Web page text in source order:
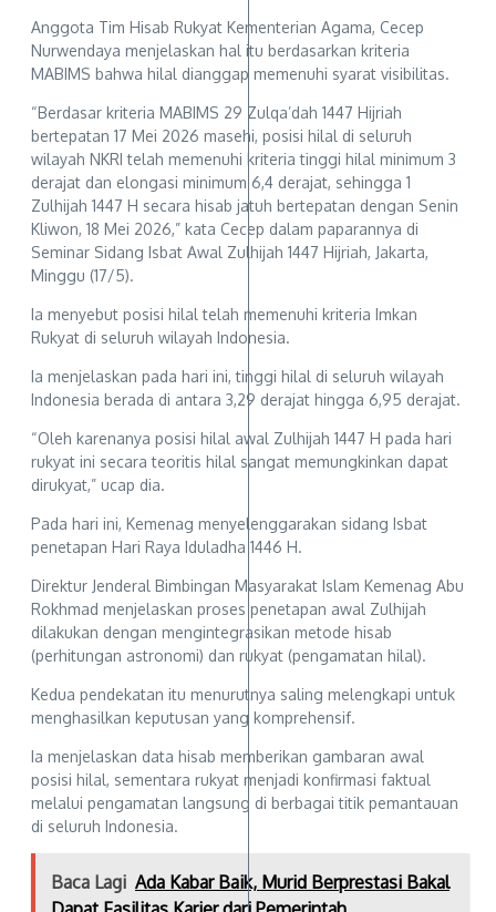
Anggota Tim Hisab Rukyat Kementerian Agama, Cecep
Nurwendaya menjelaskan hal itu berdasarkan kriteria
MABIMS bahwa hilal dianggap memenuhi syarat visibilitas.
“Berdasar kriteria MABIMS 29 Zulqa’dah 1447 Hijriah
bertepatan 17 Mei 2026 masehi, posisi hilal di seluruh
wilayah NKRI telah memenuhi kriteria tinggi hilal minimum 3
derajat dan elongasi minimum 6,4 derajat, sehingga 1
Zulhijah 1447 H secara hisab jatuh bertepatan dengan Senin
Kliwon, 18 Mei 2026,” kata Cecep dalam paparannya di
Seminar Sidang Isbat Awal Zulhijah 1447 Hijriah, Jakarta,
Minggu (17/5).
Ia menyebut posisi hilal telah memenuhi kriteria Imkan
Rukyat di seluruh wilayah Indonesia.
Ia menjelaskan pada hari ini, tinggi hilal di seluruh wilayah
Indonesia berada di antara 3,29 derajat hingga 6,95 derajat.
“Oleh karenanya posisi hilal awal Zulhijah 1447 H pada hari
rukyat ini secara teoritis hilal sangat memungkinkan dapat
dirukyat,” ucap dia.
Pada hari ini, Kemenag menyelenggarakan sidang Isbat
penetapan Hari Raya Iduladha 1446 H.
Direktur Jenderal Bimbingan Masyarakat Islam Kemenag Abu
Rokhmad menjelaskan proses penetapan awal Zulhijah
dilakukan dengan mengintegrasikan metode hisab
(perhitungan astronomi) dan rukyat (pengamatan hilal).
Kedua pendekatan itu menurutnya saling melengkapi untuk
menghasilkan keputusan yang komprehensif.
Ia menjelaskan data hisab memberikan gambaran awal
posisi hilal, sementara rukyat menjadi konfirmasi faktual
melalui pengamatan langsung di berbagai titik pemantauan
di seluruh Indonesia.
Baca Lagi Ada Kabar Baik, Murid Berprestasi Bakal